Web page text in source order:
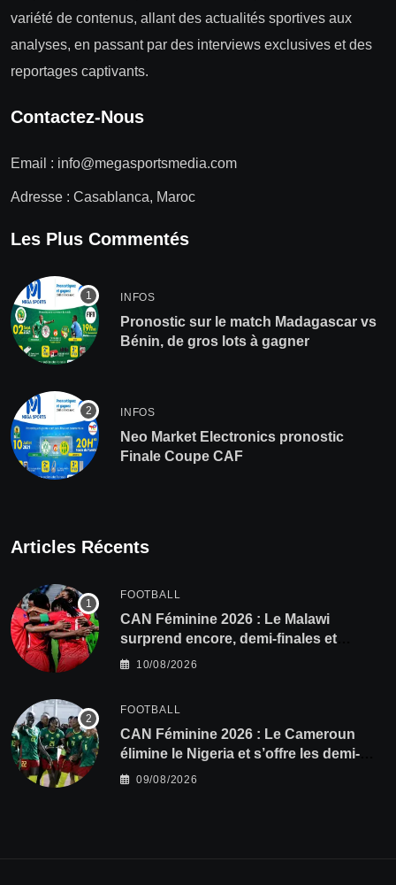
variété de contenus, allant des actualités sportives aux
analyses, en passant par des interviews exclusives et des
reportages captivants.
Contactez-Nous
Email : info@megasportsmedia.com
Adresse : Casablanca, Maroc
Les Plus Commentés
INFOS
Pronostic sur le match Madagascar vs
Bénin, de gros lots à gagner
INFOS
Neo Market Electronics pronostic
Finale Coupe CAF
Articles Récents
FOOTBALL
CAN Féminine 2026 : Le Malawi
surprend encore, demi-finales et
Mondial pour les Scorchers !
10/08/2026
FOOTBALL
CAN Féminine 2026 : Le Cameroun
élimine le Nigeria et s’offre les demi-
finales et le Mondial
09/08/2026